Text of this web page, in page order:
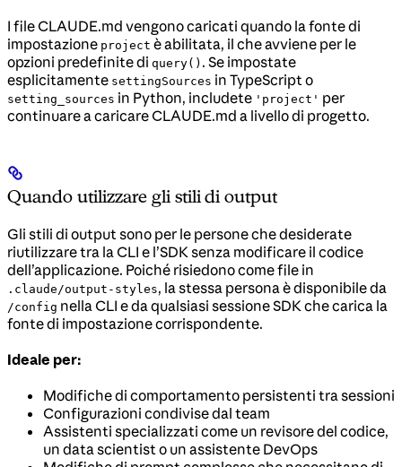
I file CLAUDE.md vengono caricati quando la fonte di
impostazione project è abilitata, il che avviene per le
opzioni predefinite di query() . Se impostate
esplicitamente settingSources in TypeScript o
setting_sources in Python, includete 'project' per
continuare a caricare CLAUDE.md a livello di progetto.
Quando utilizzare gli stili di output
Gli stili di output sono per le persone che desiderate
riutilizzare tra la CLI e l’SDK senza modificare il codice
dell’applicazione. Poiché risiedono come file in
.claude/output-styles, la stessa persona è disponibile da
/config nella CLI e da qualsiasi sessione SDK che carica la
fonte di impostazione corrispondente.
Ideale per:
Modifiche di comportamento persistenti tra sessioni
Configurazioni condivise dal team
Assistenti specializzati come un revisore del codice,
un data scientist o un assistente DevOps